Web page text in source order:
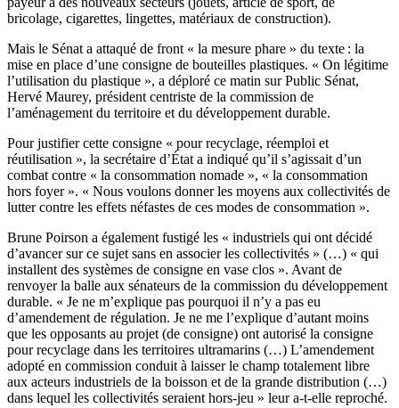
bricolage, cigarettes, lingettes, matériaux de construction).
Mais le Sénat a attaqué de front « la mesure phare » du texte : la
mise en place d’une consigne de bouteilles plastiques. « On légitime
l’utilisation du plastique », a déploré ce matin sur Public Sénat,
Hervé Maurey, président centriste de la commission de
l’aménagement du territoire et du développement durable.
Pour justifier cette consigne « pour recyclage, réemploi et
réutilisation », la secrétaire d’État a indiqué qu’il s’agissait d’un
combat contre « la consommation nomade », « la consommation
hors foyer ». « Nous voulons donner les moyens aux collectivités de
lutter contre les effets néfastes de ces modes de consommation ».
Brune Poirson a également fustigé les « industriels qui ont décidé
d’avancer sur ce sujet sans en associer les collectivités » (…) « qui
installent des systèmes de consigne en vase clos ». Avant de
renvoyer la balle aux sénateurs de la commission du développement
durable. « Je ne m’explique pas pourquoi il n’y a pas eu
d’amendement de régulation. Je ne me l’explique d’autant moins
que les opposants au projet (de consigne) ont autorisé la consigne
pour recyclage dans les territoires ultramarins (…) L’amendement
adopté en commission conduit à laisser le champ totalement libre
aux acteurs industriels de la boisson et de la grande distribution (…)
dans lequel les collectivités seraient hors-jeu » leur a-t-elle reproché.